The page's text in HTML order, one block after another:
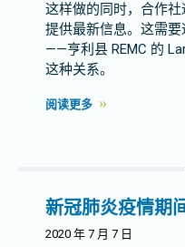
这样做的同时，合作
提供最新信息。这需
——亨利县 REMC 的
这种关系。
阅读更多
新冠肺炎疫情期
2020 年 7 月 7 日